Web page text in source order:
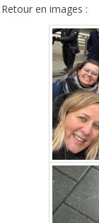
Retour en images :